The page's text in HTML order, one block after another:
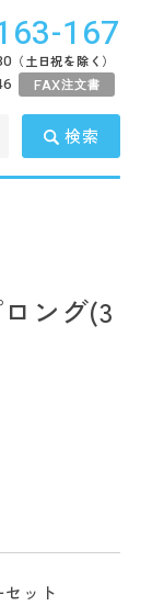
167
（土日祝を除く）
FAX注文書
検索
ング(3
ット